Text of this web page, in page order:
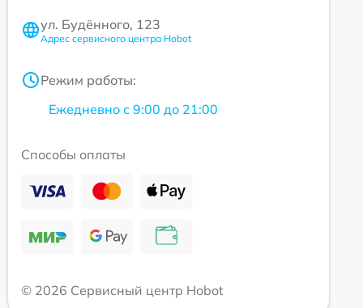
ул. Будённого, 123
Адрес сервисного центра Hobot
Режим работы:
Ежедневно с 9:00 до 21:00
Способы оплаты
© 2026 Сервисный центр Hobot